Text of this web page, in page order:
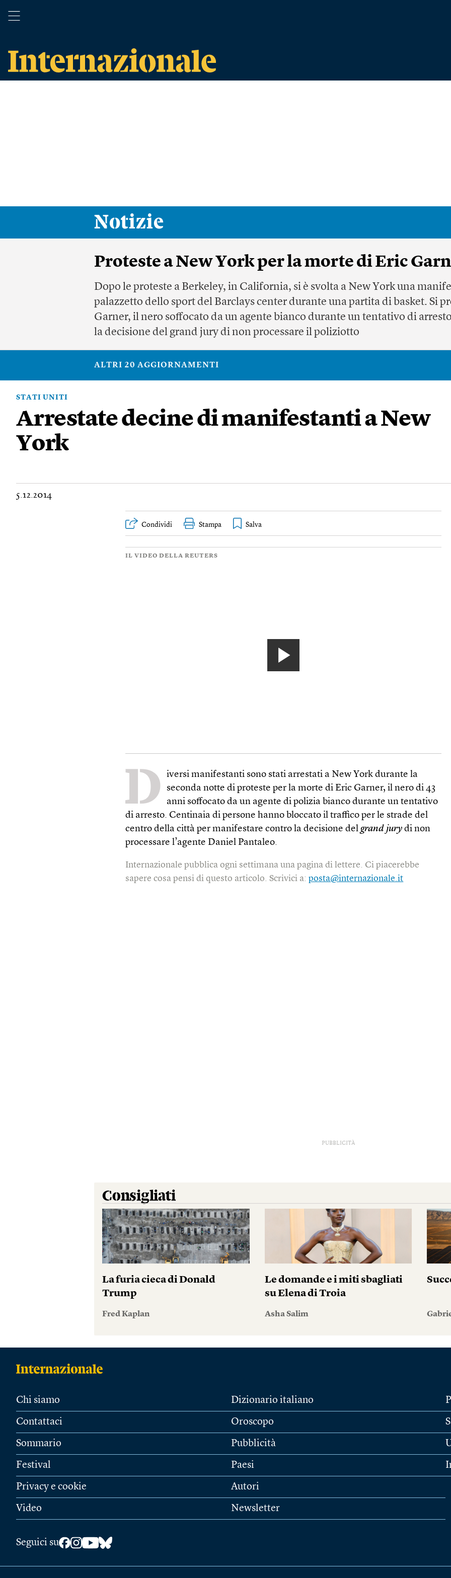
Notizie
Proteste a New York per la morte di Eric
Dopo le proteste a Berkeley, in California, si è svolta a New York una
palazzetto dello sport del Barclays center durante una partita di basket. Si
Garner, il nero soffocato da un agente bianco durante un tentativo di
la decisione del grand jury di non processare il poliziotto
ALTRI 20 AGGIORNAMENTI
STATI UNITI
Arrestate decine di manifestanti a New
York
5.12.2014
Condividi Stampa
IL VIDEO DELLA REUTERS
D
iversi manifestanti sono stati arrestati a New York durante la
seconda notte di proteste per la morte di Eric Garner, il nero di 43
anni soffocato da un agente di polizia bianco durante un tentativo
di arresto. Centinaia di persone hanno bloccato il traffico per le strade del
centro della città per manifestare contro la decisione delgrand jury di non
processare l’agente Daniel Pantaleo.
Internazionale pubblica ogni settimana una pagina di lettere. Ci piacerebbe
sapere cosa pensi di questo articolo. Scrivici a:posta@internazionale.it
PUBBLICITÀ
Consigliati
La furia cieca di Donald
Trump
Fred Kaplan
Le domande e i miti sbagliati
su Elena di Troia
Asha Salim
Chi siamo
Contattaci
Sommario
Festival
Privacy e cookie
Video
Dizionario italiano
Oroscopo
Pubblicità
Paesi
Autori
Newsletter
Seguici su